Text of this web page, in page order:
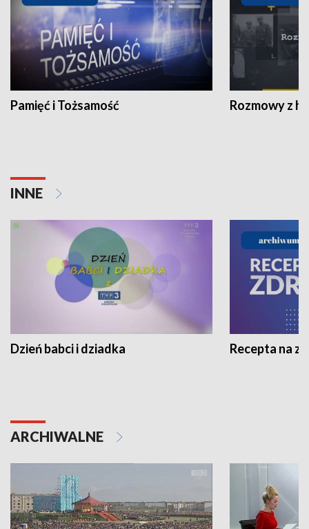
Pamięć i Tożsamość Rozmowy z
INNE
Dzień babci i dziadka Recepta na
ARCHIWALNE